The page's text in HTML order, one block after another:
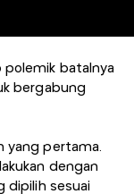
polemik batalnya
bergabung
yang pertama.
dengan
dipilih sesuai